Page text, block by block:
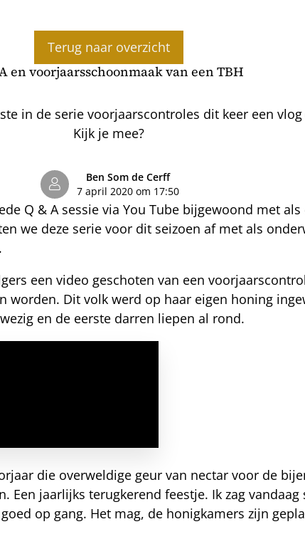
Terug naar overzicht
en voorjaarsschoonmaak van een TBH
in de serie voorjaarscontroles dit keer een
Kijk je mee?
Ben Som de Cerff
7 april 2020 om 17:50
Q & A sessie via You Tube bijgewoond met
we deze serie voor dit seizoen af met als
een video geschoten van een
worden. Dit volk werd op haar eigen honing
en de eerste darren liepen al rond.
die overweldige geur van nectar voor de
jaarlijks terugkerend feestje. Ik zag
op gang. Het mag, de honigkamers zijn